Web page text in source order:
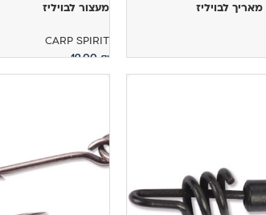
מעצור לבויליז
CARP SPIRIT
19.00₪